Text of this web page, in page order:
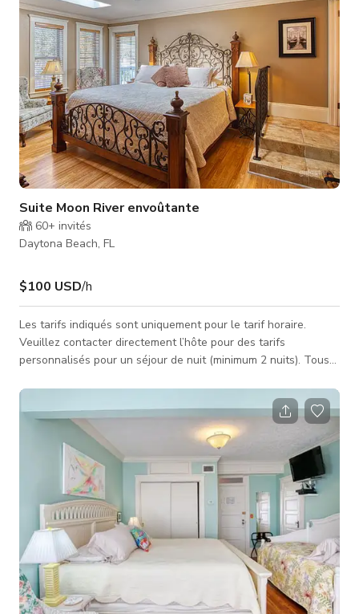
Breeze est une
Suite Moon River envoûtante
60+ invités
Daytona Beach, FL
$100 USD/h
Les tarifs indiqués sont uniquement pour le tarif horaire.
Veuillez contacter directement l’hôte pour des tarifs
personnalisés pour un séjour de nuit (minimum 2 nuits). Tous
Floride. Cette suite Moon River dispose d’une belle chambre
avec lit king et des puits de lumière pour admirer la lune. Suite
spacieuse avec 2 fauteuils lounge, fenêtres lumineuses et un
balcon privé au nord-ouest de la maison, où vous pouvez voir